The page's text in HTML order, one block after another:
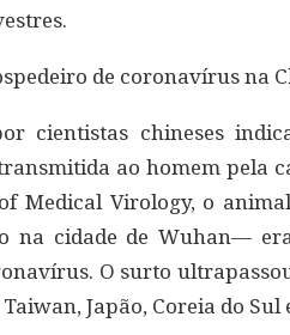
de coronavírus na
cientistas chineses
ao homem pela
Medical Virology, o
na cidade de Wuhan—
O surto
Japão, Coreia do Sul